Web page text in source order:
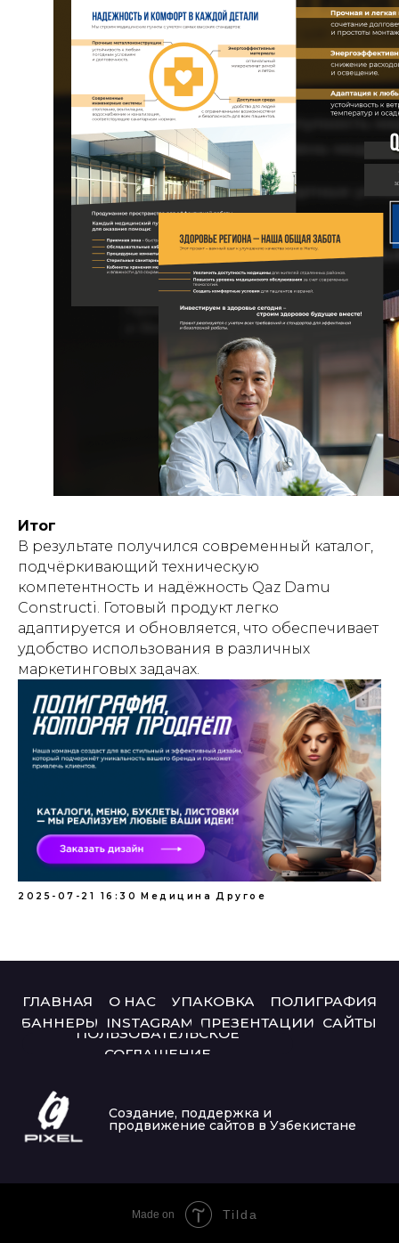
Итог
В результате получился современный каталог,
подчёркивающий техническую
компетентность и надёжность Qaz Damu
Constructi. Готовый продукт легко
адаптируется и обновляется, что обеспечивает
удобство использования в различных
маркетинговых задачах.
2025-07-21 16:30 Медицина Другое
продвижение сайтов в Узбекистане
О НАС УПАКОВКА
ПОЛИГРАФИЯ
ПРЕЗЕНТАЦИИ САЙТЫ
СОГЛАШЕНИЕ
Made on Tilda